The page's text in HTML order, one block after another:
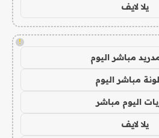
يلا لايف
!
مباشر اليوم
مباشر اليوم
اليوم مباشر
يلا لايف